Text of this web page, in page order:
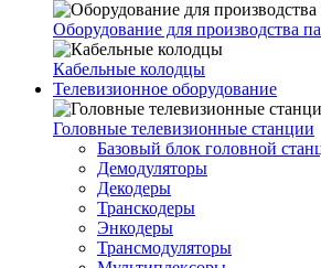
Оборудование для производства
Кабельные колодцы
Телевизионное оборудование
Головные телевизионные станции
Базовый блок головной
Демодуляторы
Декодеры
Транскодеры
Энкодеры
Трансмодуляторы